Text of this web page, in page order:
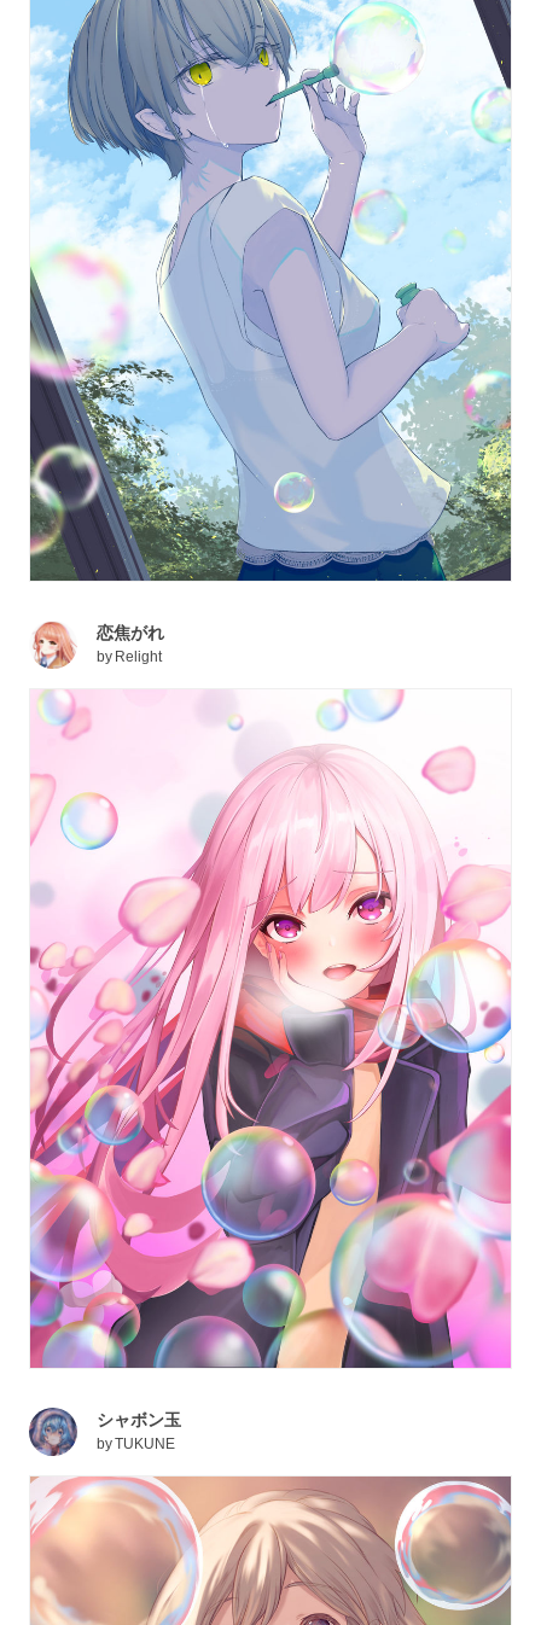
恋焦がれ
by Relight
シャボン玉
byTUKUNE